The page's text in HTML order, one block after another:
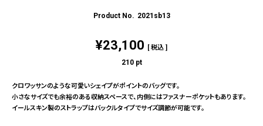
2021sb13
¥23,100 税込
210 pt
クロワッサンのような可愛いシェイプがポイントのバッグです。
小さなサイズでも余裕のある収納スペースで、内側にはファスナーポケットもあります。
イールスキン製のストラップはバックルタイプでサイズ調節が可能です。